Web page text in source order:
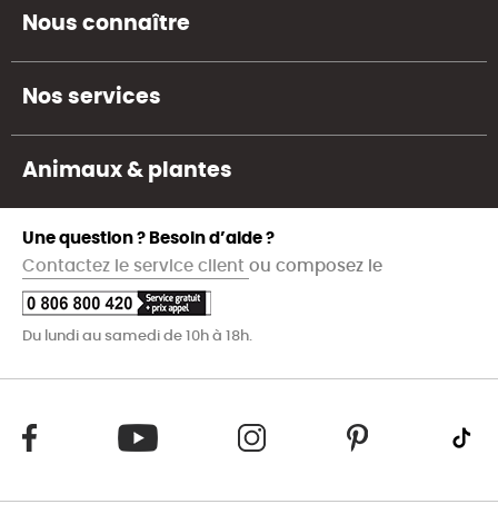
Nous connaître
Nos services
Animaux & plantes
Une question ? Besoin d’aide ?
Contactez le service client ou composez le
Du lundi au samedi de 10h à 18h.